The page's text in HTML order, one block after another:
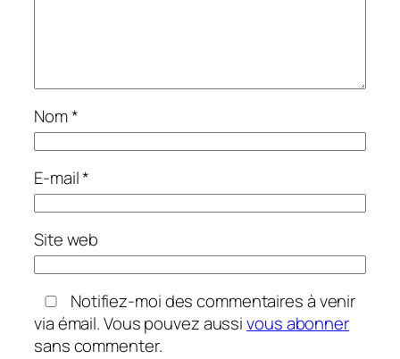
Nom*
E-mail*
Site web
Notifiez-moi des commentaires à venir
via émail. Vous pouvez aussivous abonner
sans commenter.